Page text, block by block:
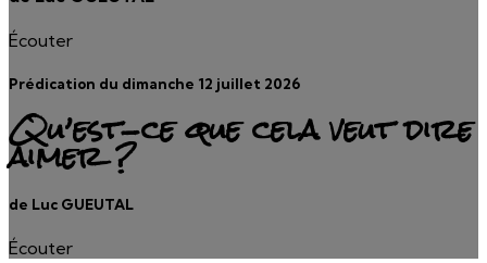
Écouter
Prédication du dimanche 12 juillet 2026
Qu’est-ce que cela veut dire
aimer ?
de Luc GUEUTAL
Écouter